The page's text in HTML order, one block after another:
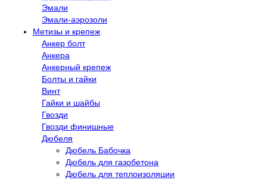
Эмали
Эмали-аэрозоли
Метизы и крепеж
Анкер болт
Анкера
Анкерный крепеж
Болты и гайки
Винт
Гайки и шайбы
Гвозди
Гвозди финишные
Дюбеля
Дюбель Бабочка
Дюбель для газобетона
Дюбель для теплоизоляции